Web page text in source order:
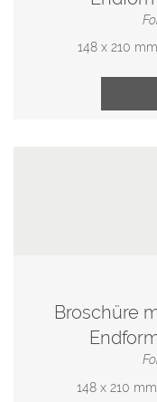
148 x 210
Broschüre
148 x 210